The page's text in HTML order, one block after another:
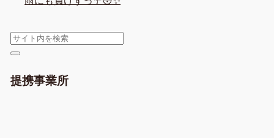
提携事業所